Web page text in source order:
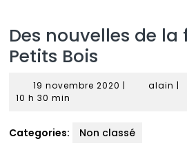
Des nouvelles de la
Petits Bois
19 novembre 2020 19| alain |
10 h 30 min
Categories: Non classé